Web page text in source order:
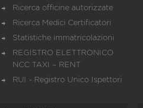
Ricerca officine autorizzate
Ricerca Medici Certificatori
Statistiche immatricolazioni
REGISTRO ELETTRONICO
NCC TAXI – RENT
RUI - Registro Unico Ispettori